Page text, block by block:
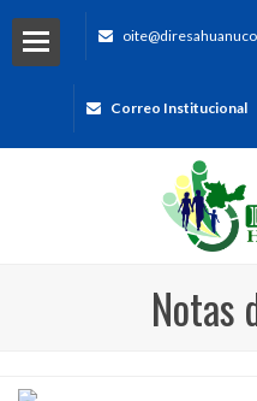
Correo Institucional
Notas